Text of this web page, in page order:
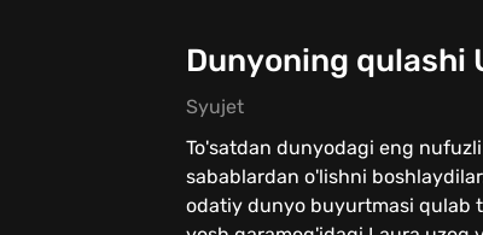
Dunyoning qulashi
Syujet
To'satdan dunyodagi eng
sabablardan o'lishni
odatiy dunyo buyurtmasi qulab